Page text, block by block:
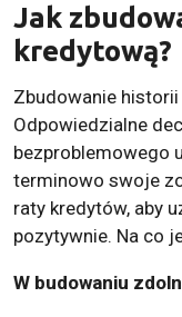
Jak
kredytową?
Zbudowanie
Odpowiedzialne
bezproblemowego
terminowo swoje
raty kredytów, aby
pozytywnie. Na co
W budowaniu